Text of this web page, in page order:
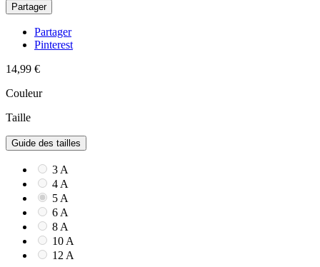
Partager
Partager
Pinterest
14,99 €
Couleur
Taille
Guide des tailles
3 A
4 A
5 A
6 A
8 A
10 A
12 A